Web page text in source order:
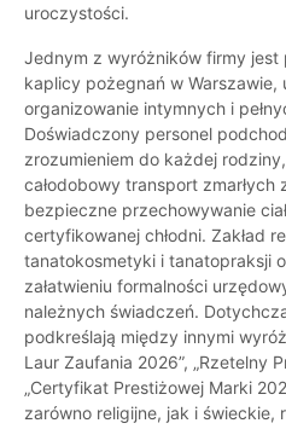
uroczystości.
Jednym z wyróżników firmy jest
kaplicy pożegnań w Warszawie,
organizowanie intymnych i
Doświadczony personel
zrozumieniem do każdej
całodobowy transport
bezpieczne przechowywanie
certyfikowanej chłodni. Zakład
tanatokosmetyki i tanatopraksji
załatwieniu formalności
należnych świadczeń.
podkreślają między innymi
Laur Zaufania 2026”, „Rzetelny
„Certyfikat Prestiżowej Marki
zarówno religijne, jak i świeckie,